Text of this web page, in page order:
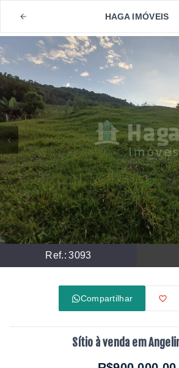
HAGA IMÓVEIS
Ref.:3093
Compartilhar
Sítio à venda em